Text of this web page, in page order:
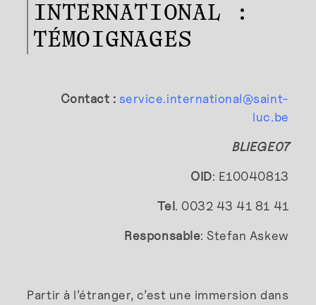
INTERNATIONAL :
TÉMOIGNAGES
Contact : service.international@saint-
luc.be
BLIEGE07
OID: E10040813
Tel. 0032 43 41 81 41
Responsable: Stefan Askew
Partir à l’étranger, c’est une immersion dans